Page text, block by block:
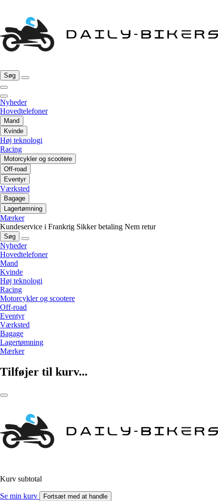
Søg
Nyheder
Hovedtelefoner
Mand
Kvinde
Høj teknologi
Racing
Motorcykler og scootere
Off-road
Eventyr
Værksted
Bagage
Lagertømning
Mærker
Kundeservice i Frankrig Sikker betaling Nem retur
Søg
Nyheder
Hovedtelefoner
Mand
Kvinde
Høj teknologi
Racing
Motorcykler og scootere
Off-road
Eventyr
Værksted
Bagage
Lagertømning
Mærker
Tilføjer til kurv...
Kurv subtotal
Se min kurv Fortsæt med at handle